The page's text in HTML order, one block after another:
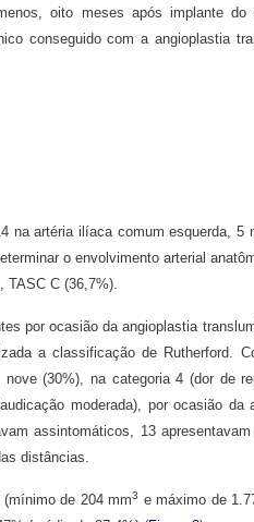
oito meses após implante do
conseguido com a angioplastia
na artéria ilíaca comum esquerda,
o envolvimento arterial
TASC C (36,7%).
por ocasião da angioplastia
a classificação de Rutherford.
(30%), na categoria 4 (dor de
moderada), por ocasião da
assintomáticos, 13
distâncias.
(mínimo de 204 mm3 e máximo de